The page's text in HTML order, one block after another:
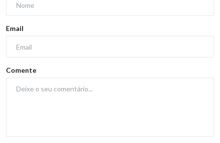
Email
Comente